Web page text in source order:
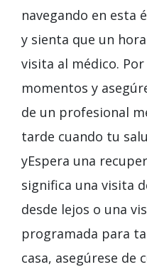
navegando en esta
y sienta que un
visita al médico.
momentos y
de un profesional
tarde cuando tu
yEspera una
significa una visita
desde lejos o una
programada para
casa, asegúrese de